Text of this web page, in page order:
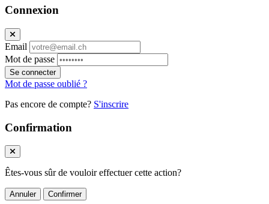
Connexion
Email
Mot de passe
Se connecter
Mot de passe oublié ?
Pas encore de compte? S'inscrire
Confirmation
Êtes-vous sûr de vouloir effectuer cette action?
Annuler Confirmer